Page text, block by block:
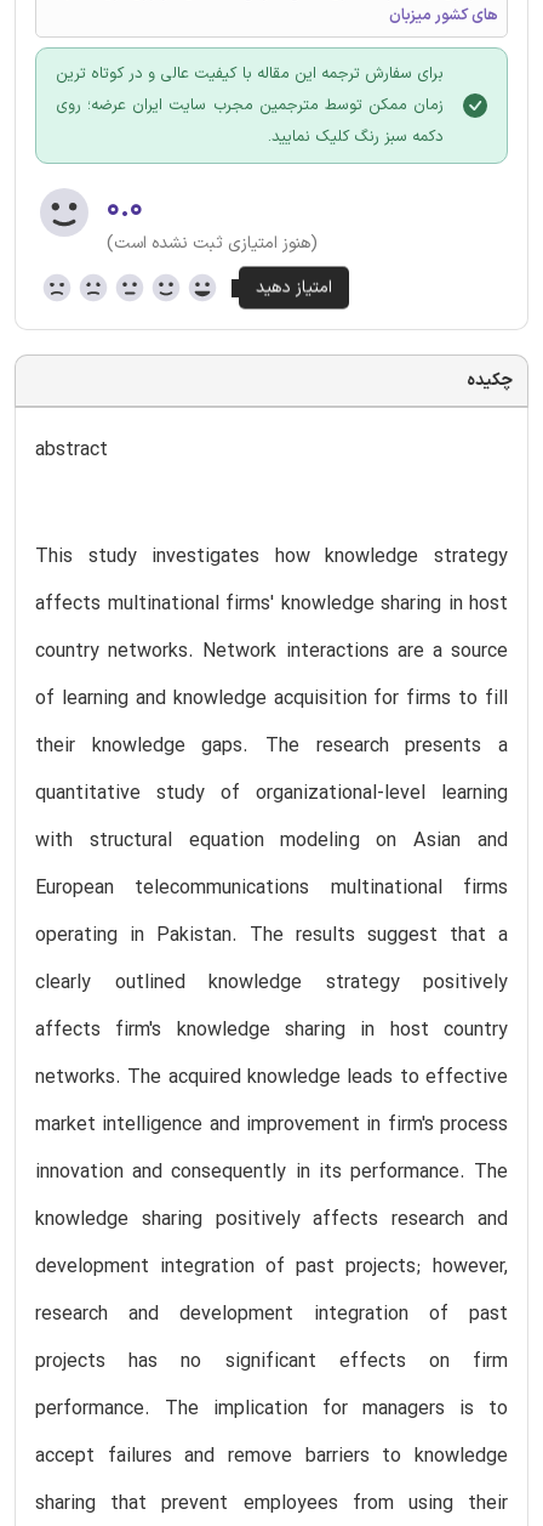
های کشور میزبان
برای سفارش ترجمه این مقاله با کیفیت عالی و در کوتاه ترین
زمان ممکن توسط مترجمین مجرب سایت ایران عرضه؛ روی
دکمه سبز رنگ کلیک نمایید.
۰.۰
(هنوز امتیازی ثبت نشده است)
چکیده
abstract
This study investigates how knowledge strategy
affects multinational firms' knowledge sharing in host
country networks. Network interactions are a source
of learning and knowledge acquisition for firms to fill
their knowledge gaps. The research presents a
quantitative study of organizational-level learning
with structural equation modeling on Asian and
European telecommunications multinational firms
operating in Pakistan. The results suggest that a
clearly outlined knowledge strategy positively
affects firm's knowledge sharing in host country
networks. The acquired knowledge leads to effective
market intelligence and improvement in firm's process
innovation and consequently in its performance. The
knowledge sharing positively affects research and
development integration of past projects; however,
research and development integration of past
projects has no significant effects on firm
performance. The implication for managers is to
accept failures and remove barriers to knowledge
sharing that prevent employees from using their